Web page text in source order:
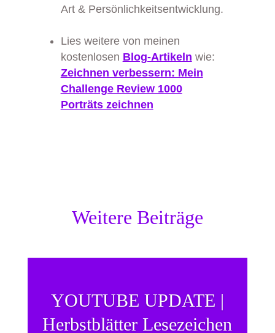
Art & Persönlichkeitsentwicklung.
Lies weitere von meinen
kostenlosen Blog-Artikeln wie:
Zeichnen verbessern: Mein
Challenge Review 1000
Porträts zeichnen
Weitere Beiträge
YOUTUBE UPDATE |
Herbstblätter Lesezeichen